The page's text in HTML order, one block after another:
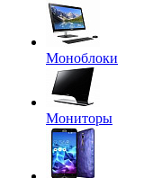
Моноблоки
Мониторы